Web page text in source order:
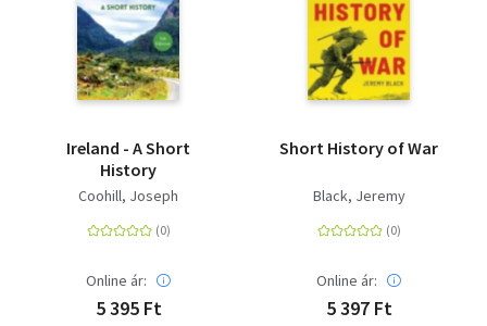
Ireland - A Short
History
Coohill, Joseph
Online ár:
5 395 Ft
Short History of War
Black, Jeremy
Online ár:
5 397 Ft